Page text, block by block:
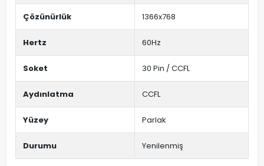
Çözünürlük 1366x768
Hertz 60Hz
Soket 30 Pin / CCFL
Aydınlatma CCFL
Yüzey Parlak
Durumu Yenilenmiş